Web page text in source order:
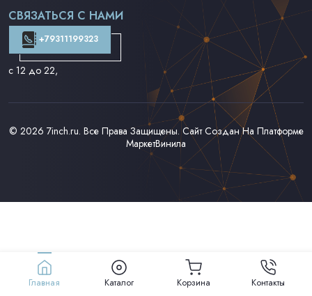
Доставка и Оплата
Контакты
СВЯЗАТЬСЯ С НАМИ
+79311199323
с 12 до 22,
© 2026 7inch.ru. Все Права Защищены. Сайт Создан На Платформе
МаркетВинила
Главная Каталог Корзина Контакты